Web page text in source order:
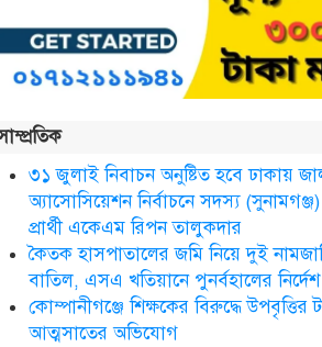
নতুন জেলা প্রশাসকের
যোগদান, বিদায় নিলেন
আব্দুল আহাদ
ছাত‌কে দৈনিক
সপ্তম প্রতিষ্ঠা বার্ষিকী
ডা. নার্গিস বাহার
ইন্তেকাল
৩১ জুলাই নিবাচন অনু‌ষ্টিত হ‌বে ঢাকায়
অ্যাসোসিয়েশন নির্বাচনে সদস্য
প্রার্থী একেএম রিপন তালুকদার
কৈতক হাসপাতালের জমি নিয়ে দুই
বাতিল, এসএ খতিয়ানে পুনর্বহালের নির্দেশ
কোম্পানীগঞ্জে শিক্ষকের বিরুদ্ধে উপবৃত্তির
আত্মসাতের অভিযোগ